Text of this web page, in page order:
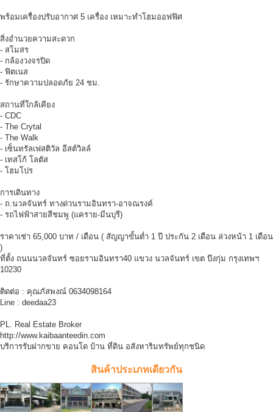
พร้อมเครื่องปรับอากาศ 5 เครื่อง เหมาะทำโฮมออฟฟิศ
สิ่งอำนวยความสะดวก
- สโมสร
- กล้องวงจรปิด
- ฟิตเนส
- รักษาความปลอดภัย 24 ชม.
สถานที่ใกล้เคียง
- CDC
- The Crytal
- The Walk
- เซ็นทรัลเฟสติวัล อีสต์วิลล์
- เทสโก้ โลตัส
- โฮมโปร
การเดินทาง
- ถ.นวลจันทร์ ทางด่วนรามอินทรา-อาจณรงค์
- รถไฟฟ้าสายสีชมพู (แคราย-มีนบุรี)
ราคาเช่า 65,000 บาท / เดือน ( สัญญาขั้นต่ำ 1 ปี ประกัน 2 เดือน ล่วงหน้า 1 เดือน
)
ที่ตั้ง ถนนนวลจันทร์ ซอยรามอินทรา40 แขวง นวลจันทร์ เขต บึงกุ่ม กรุงเทพฯ
10230
ติดต่อ : คุณภัสพงณ์ 0634098164
Line : deedaa23
PL. Real Estate Broker
http://www.kaibaanteedin.com
บริการรับฝากขาย คอนโด บ้าน ที่ดิน อสังหาริมทรัพย์ทุกชนิด
สินค้าประเภทเดียวกัน